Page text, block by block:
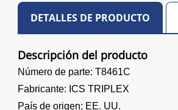
DETALLES DE PRODUCTO
Descripción del producto
Número de parte: T8461C
Fabricante: ICS TRIPLEX
País de origen: EE. UU.